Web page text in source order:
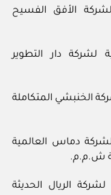
الأفق الفسيح
لشركة دار التطوير
الخنبشي المتكاملة
دماس العالمية
ش.م.م.
الريال الحديثة